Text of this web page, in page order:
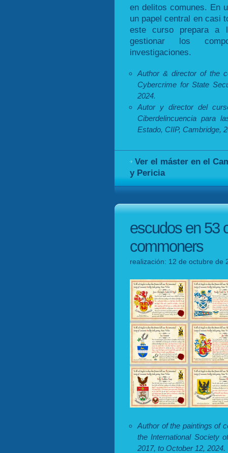
en delitos comunes. En
un papel central en casi
este curso prepara a
gestionar los
investigaciones.
Author & director of the
Cybercrime for State
2024.
Autor y director del
Ciberdelincuencia para
Estado, CIIP, Cambridge,
Ver el máster en el
y Pericia
escudos en 53
commoners
realización: 12 de octubre de
Author of the paintings of
the International Society
2017, to October 12, 2024.